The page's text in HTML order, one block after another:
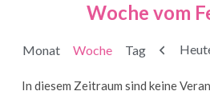
Woche vom
Monat Woche Tag Zurück
In diesem Zeitraum sind keine